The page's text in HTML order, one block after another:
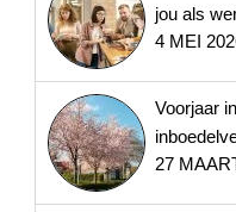
jou als
4 MEI
Voorjaar
27